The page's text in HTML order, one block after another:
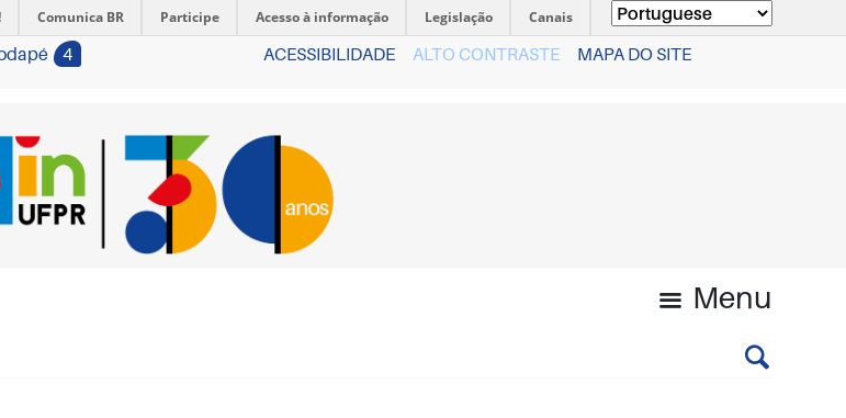
Comunica BR Participe Acesso à informação Legislação Canais
4 ACESSIBILIDADE ALTO CONTRASTE MAPA DO SITE
Menu